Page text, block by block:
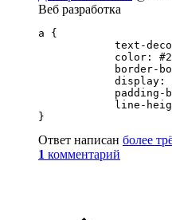
Веб разработка
a {
text-
color:
border-
display:
padding-
line-
}
Ответ написан более
1 комментарий